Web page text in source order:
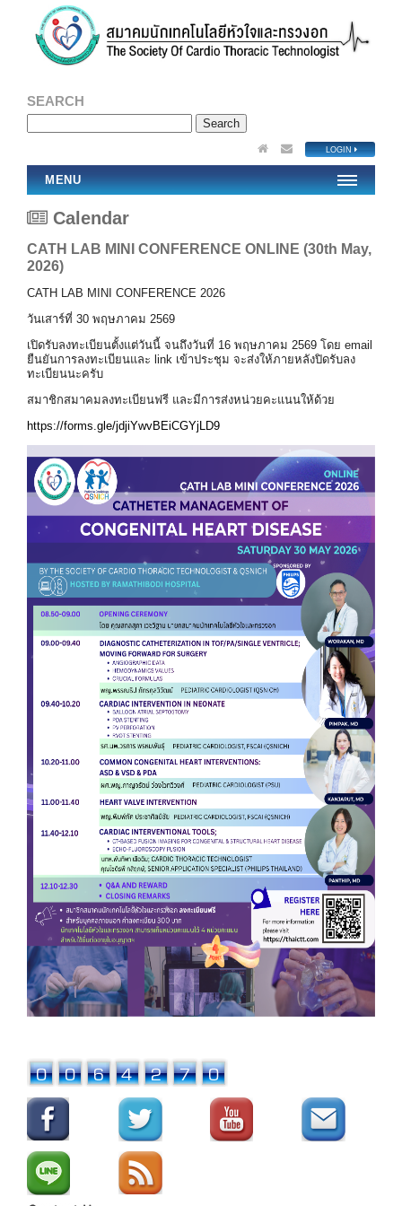
SEARCH
LOGIN
MENU
Calendar
CATH LAB MINI CONFERENCE ONLINE (30th May,
2026)
CATH LAB MINI CONFERENCE 2026
วันเสาร์ที่ 30 พฤษภาคม 2569
เปิดรับลงทะเบียนตั้งแต่วันนี้ จนถึงวันที่ 16 พฤษภาคม 2569 โดย email
ยืนยันการลงทะเบียนและ link เข้าประชุม จะส่งให้ภายหลังปิดรับลง
ทะเบียนนะครับ
สมาชิกสมาคมลงทะเบียนฟรี และมีการส่งหน่วยคะแนนให้ด้วย
https://forms.gle/jdjiYwvBEiCGYjLD9